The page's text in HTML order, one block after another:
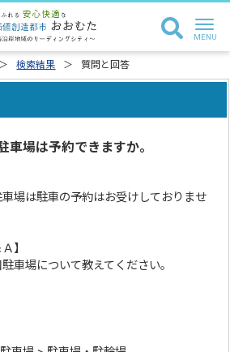
検索結果 質問と回答
車場は予約できますか。
場は駐車の予約はお受けしておりませ
】
車場について教えてください。